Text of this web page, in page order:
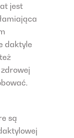
jest
daktyle
są